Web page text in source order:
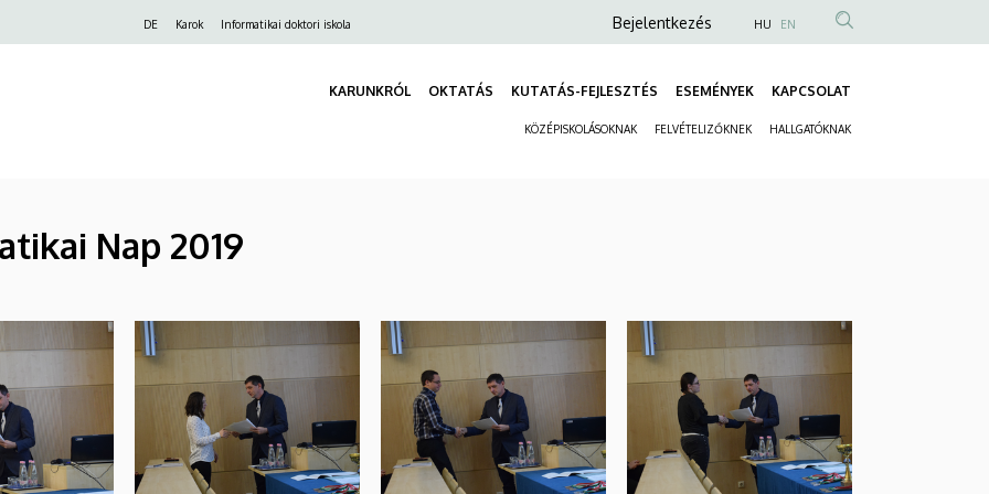
DE Karok Informatikai doktori iskola
Anonim
fiók
menüje
Bejelentkezés HU EN
KARUNKRÓL OKTATÁS KUTATÁS-FEJLESZTÉS ESEMÉNYEK KAPCSOLAT
KÖZÉPISKOLÁSOKNAK FELVÉTELIZŐKNEK HALLGATÓKNAK
Nap 2019